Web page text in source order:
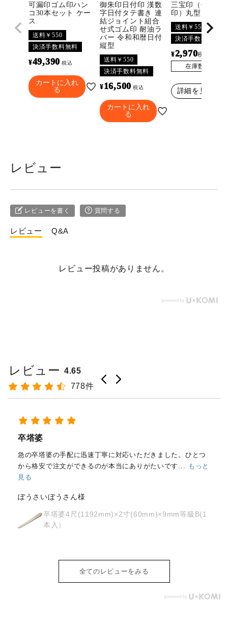
可漏印ゴム印ハン
コ30本セット ケー
ス
送料￥550
決済手数料無料
¥49,390 税込
カートに入れ
る
御朱印日付印 漢数
字日付タテ書き 連
結ジョイント組合
せ式ゴム印 耐油ラ
バー 令和和暦日付
縦型
送料￥550
決済手数料無料
¥16,500 税込
カートに入れ
る
三宝印（佛法僧
印）丸型
送料￥550
決済手数料無料
¥2,970税込
在庫数
詳細を見る
レビュー
レビューを書く 質問する
レビュー Q&A
レビュー投稿がありません。
レビュー 4.65
778件
経木塔婆・水塔婆五輪型１尺
(303mm)×62mm×0.4mm(200...
もっと見る
はじめて注文しました。メールと電話で内容照会しました
が、どちらも丁寧に対応していただきました。製品の
osyoh様
経木塔婆・水塔婆五輪型１尺
全てのレビューをみる